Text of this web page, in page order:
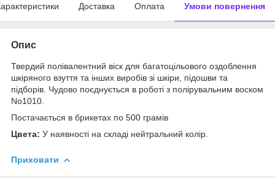
Доставка Оплата Умови повернення
Опис
Твердий полівалентний віск для багатоцільового оздоблення
шкіряного взуття та інших виробів зі шкіри, підошви та
підборів. Чудово поєднується в роботі з полірувальним воском
No1010.
Постачається в брикетах по 500 грамів
Цвета: У наявності на складі нейтральний колір.
Приховати